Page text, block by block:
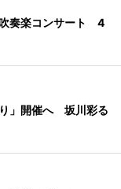
奏楽コンサート 4
」開催へ 坂川彩る